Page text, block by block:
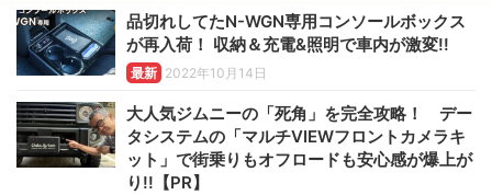
品切れしてたN-WGN専用コンソールボックス
が再入荷！ 収納＆充電&照明で車内が激変!!
最新 2022年10月14日
大人気ジムニーの「死角」を完全攻略！ デー
タシステムの「マルチVIEWフロントカメラキ
ット」で街乗りもオフロードも安心感が爆上が
り!!【PR】